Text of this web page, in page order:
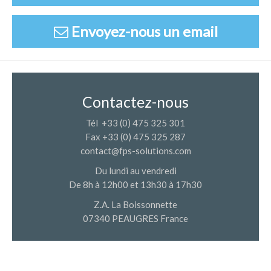
Envoyez-nous un email
Contactez-nous
Tél +33 (0) 475 325 301
Fax +33 (0) 475 325 287
contact@fps-solutions.com
Du lundi au vendredi
De 8h à 12h00 et 13h30 à 17h30
Z.A. La Boissonnette
07340 PEAUGRES France